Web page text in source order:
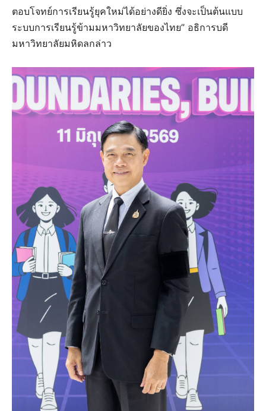
ตอบโจทย์การเรียนรู้ยุคใหม่ได้อย่างดียิ่ง ซึ่งจะเป็นต้นแบบ
ระบบการเรียนรู้ข้ามมหาวิทยาลัยของไทย” อธิการบดี
มหาวิทยาลัยมหิดลกล่าว